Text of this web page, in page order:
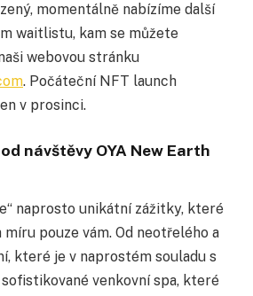
momentálně nabízíme další
waitlistu, kam se můžete
webovou stránku
. Počáteční NFT launch
v prosinci.
návštěvy OYA New Earth
naprosto unikátní zážitky, které
pouze vám. Od neotřelého a
které je v naprostém souladu s
venkovní spa, které